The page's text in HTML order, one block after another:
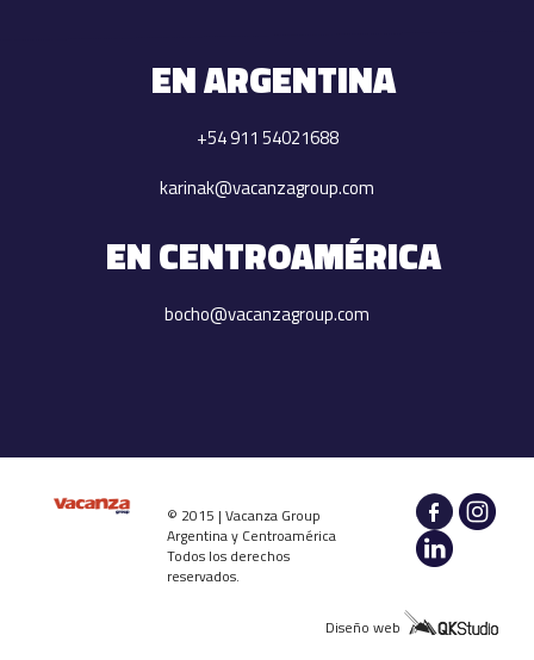
EN ARGENTINA
+54 911 54021688
karinak@vacanzagroup.com
EN CENTROAMÉRICA
bocho@vacanzagroup.com
© 2015 | Vacanza Group
Argentina y Centroamérica
Todos los derechos
reservados.
Diseño web